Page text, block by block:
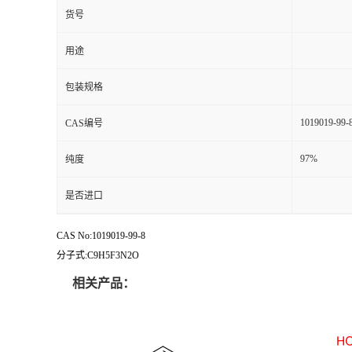
货号
用途
包装规格
CAS编号 1019019-99-
纯度 97%
是否进口
CAS No:1019019-99-8
分子式:C9H5F3N2O
相关产品：